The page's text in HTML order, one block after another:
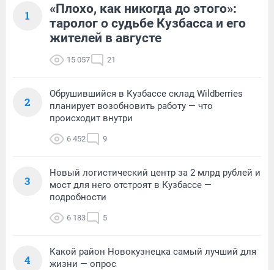
1
«Плохо, как никогда до этого»:
таролог о судьбе Кузбасса и его
жителей в августе
15 057 21
2
Обрушившийся в Кузбассе склад Wildberries
планирует возобновить работу — что
происходит внутри
6 452 9
3
Новый логистический центр за 2 млрд рублей и
мост для него отстроят в Кузбассе —
подробности
6 183 5
4
Какой район Новокузнецка самый лучший для
жизни — опрос